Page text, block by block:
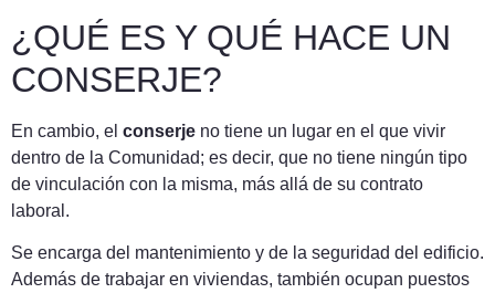
¿QUÉ ES Y QUÉ HACE UN
CONSERJE?
En cambio, el conserje no tiene un lugar en el que vivir
dentro de la Comunidad; es decir, que no tiene ningún tipo
de vinculación con la misma, más allá de su contrato
laboral.
Se encarga del mantenimiento y de la seguridad del edificio.
Además de trabajar en viviendas, también ocupan puestos